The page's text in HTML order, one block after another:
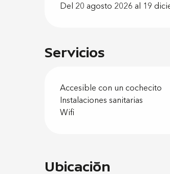
Servicios
Accesible con un cochecito
Instalaciones sanitarias
Wifi
Del 20 agosto 2026 al 19
Ubicación